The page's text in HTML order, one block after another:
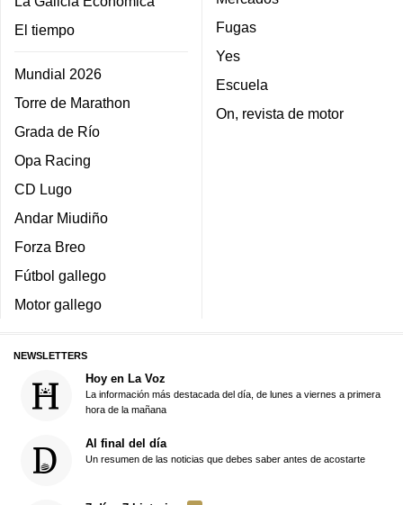
El tiempo
Mundial 2026
Torre de Marathon
Grada de Río
Opa Racing
CD Lugo
Andar Miudiño
Forza Breo
Fútbol gallego
Motor gallego
Fugas
Yes
Escuela
On, revista de motor
NEWSLETTERS
Hoy en La Voz
La información más destacada del día, de lunes a viernes a primera
hora de la mañana
Al final del día
Un resumen de las noticias que debes saber antes de acostarte